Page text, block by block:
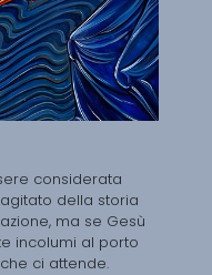
considerata
della storia
ma se Gesù
incolumi al porto
ci attende.